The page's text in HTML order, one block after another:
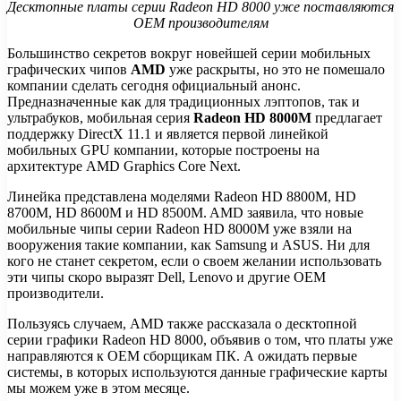
Десктопные платы серии Radeon HD 8000 уже поставляются
OEM производителям
Большинство секретов вокруг новейшей серии мобильных
графических чипов AMD уже раскрыты, но это не помешало
компании сделать сегодня официальный анонс.
Предназначенные как для традиционных лэптопов, так и
ультрабуков, мобильная серия Radeon HD 8000M предлагает
поддержку DirectX 11.1 и является первой линейкой
мобильных GPU компании, которые построены на
архитектуре AMD Graphics Core Next.
Линейка представлена моделями Radeon HD 8800M, HD
8700M, HD 8600M и HD 8500M. AMD заявила, что новые
мобильные чипы серии Radeon HD 8000M уже взяли на
вооружения такие компании, как Samsung и ASUS. Ни для
кого не станет секретом, если о своем желании использовать
эти чипы скоро выразят Dell, Lenovo и другие OEM
производители.
Пользуясь случаем, AMD также рассказала о десктопной
серии графики Radeon HD 8000, объявив о том, что платы уже
направляются к OEM сборщикам ПК. А ожидать первые
системы, в которых используются данные графические карты
мы можем уже в этом месяце.